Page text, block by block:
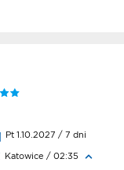
Pt 1.10.2027 / 7 dni
Katowice / 02:35